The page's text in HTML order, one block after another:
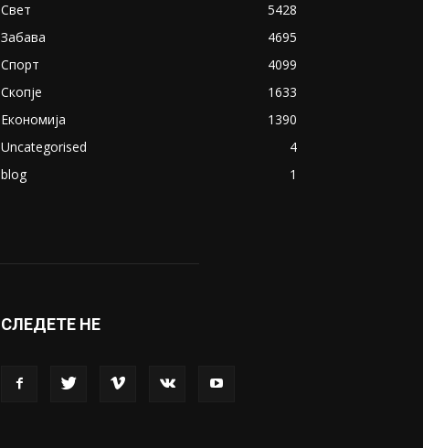
Свет
5428
Забава
4695
Спорт
4099
Скопје
1633
Економија
1390
Uncategorised
4
blog
1
СЛЕДЕТЕ НЕ